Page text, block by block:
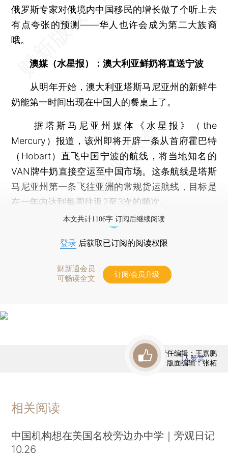
俄罗斯专家对俄境内中国移民的增长做了个听上去
有点夸张的预测——华人也许会成为第二大族裔
哦。
澳媒（水星报）：澳大利亚鲜奶将直送宁波
从明年开始，澳大利亚塔斯马尼亚州的新鲜牛
奶能第一时间出现在中国人的餐桌上了。
据塔斯马尼亚州媒体《水星报》（the
Mercury）报道，该州即将开辟一条从首府霍巴特
（Hobart）直飞中国宁波的航线，将当地知名的
VAN牌牛奶直接空运至中国市场。这条航线是塔斯
马尼亚州第一条飞往亚洲的常规货运航线，目标是
在一年内达到每周往返2至3次的频次。
本文共计1106字 订阅后继续阅读
登录 后获取已订阅的阅读权限
财新通会员
可畅读全文
订阅/会员升级
责任编辑：王嘉鹏
版面编辑：张柘
1人赞赏
相关阅读
中国机构想在美国名校旁边办中学｜旁观日记
10.26